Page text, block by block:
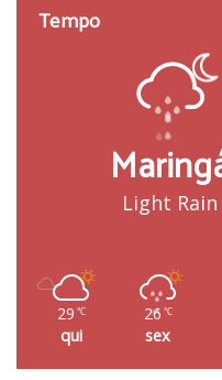
Tempo
Light Rain
29 ℃
qui
26 ℃
sex